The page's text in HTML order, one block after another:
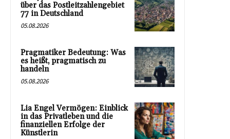
über das Postleitzahlengebiet
77 in Deutschland
05.08.2026
Pragmatiker Bedeutung: Was
es heißt, pragmatisch zu
handeln
05.08.2026
Lia Engel Vermögen: Einblick
in das Privatleben und die
finanziellen Erfolge der
Künstlerin